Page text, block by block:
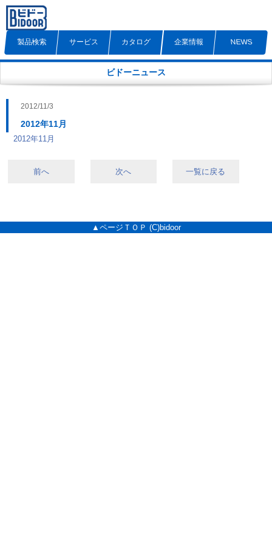
製品検索 サービス カタログ 企業情報 NEWS
ビドーニュース
2012/11/3
2012年11月
2012年11月
前へ 次へ 一覧に戻る
▲ページＴＯＰ (C)bidoor